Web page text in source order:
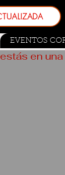
EVENTOS